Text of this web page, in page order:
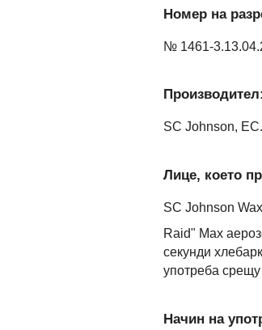
Номер на
№ 1461-
Производител:
SC Johnson, ЕС.
Лице, което
SC Johnson
Raid" Мах
секунди
употреба
Начин на